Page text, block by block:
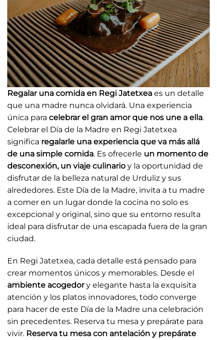
Regalar una comida en Regi Jatetxea es un detalle
que una madre nunca olvidará. Una experiencia
única para celebrar el gran amor que nos une a ella.
Celebrar el Día de la Madre en Regi Jatetxea
significa regalarle una experiencia que va más allá
de una simple comida. Es ofrecerle un momento de
desconexión, un viaje culinario y la oportunidad de
disfrutar de la belleza natural de Urduliz y sus
alrededores. Este Día de la Madre, invita a tu madre
a comer en un lugar donde la cocina no solo es
excepcional y original, sino que su entorno resulta
ideal para disfrutar de una escapada fuera de la gran
ciudad.
En Regi Jatetxea, cada detalle está pensado para
crear momentos únicos y memorables. Desde el
ambiente acogedory elegante hasta la exquisita
atención y los platos innovadores, todo converge
para hacer de este Día de la Madre una celebración
sin precedentes. Reserva tu mesa y prepárate para
vivir. Reserva tu mesa con antelación y prepárate